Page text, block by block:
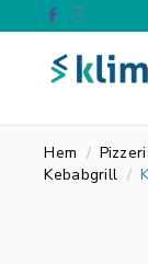
Hem
Kebabgrill